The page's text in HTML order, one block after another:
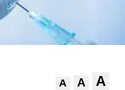
A A A